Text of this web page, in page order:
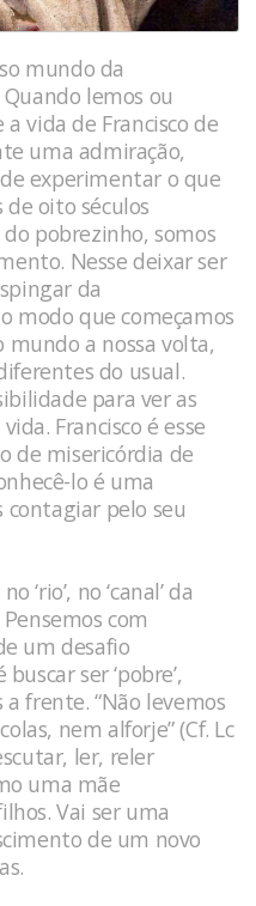
mundo da
lemos ou
vida de Francisco de
uma admiração,
experimentar o que
oito séculos
pobrezinho, somos
Nesse deixar ser
da
modo que começamos
mundo a nossa volta,
do usual.
para ver as
Francisco é esse
de misericórdia de
lo é uma
pelo seu
‘rio’, no ‘canal’ da
com
um desafio
ser ‘pobre’,
a frente. “Não levemos
nem alforje” (Cf. Lc
ler, reler
uma mãe
Vai ser uma
de um novo